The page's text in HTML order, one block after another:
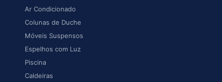
Ar Condicionado
Colunas de Duche
Móveis Suspensos
Espelhos com Luz
Piscina
Caldeiras